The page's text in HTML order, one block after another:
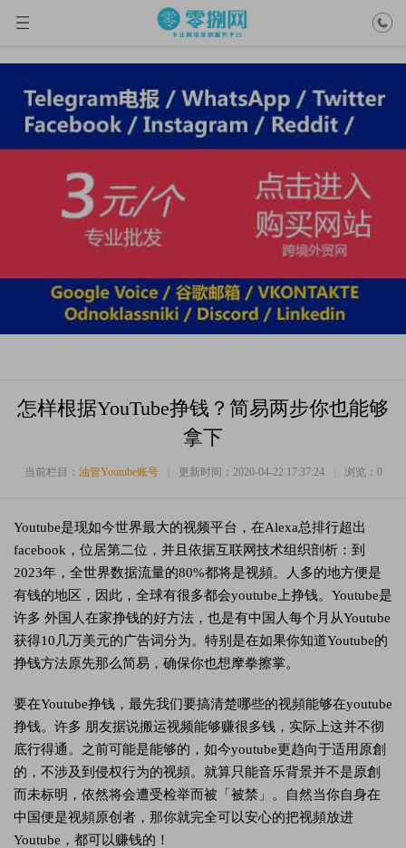
怎样根据YouTube挣钱？简易两步你也能够
拿下
当前栏目： 油管Youtube账号 更新时间：2020-04-22 17:37:24 浏览： 0
Youtube是现如今世界最大的视频平台，在Alexa总排行超出
facebook，位居第二位，并且依据互联网技术组织剖析：到
2023年，全世界数据流量的80%都将是视頻。人多的地方便是
有钱的地区，因此，全球有很多都会youtube上挣钱。Youtube是
许多 外国人在家挣钱的好方法，也是有中国人每个月从Youtube
获得10几万美元的广告词分为。特别是在如果你知道Youtube的
挣钱方法原先那么简易，确保你也想摩拳擦掌。
要在Youtube挣钱，最先我们要搞清楚哪些的视頻能够在youtube
挣钱。许多 朋友据说搬运视频能够赚很多钱，实际上这并不彻
底行得通。之前可能是能够的，如今youtube更趋向于适用原創
的，不涉及到侵权行为的视頻。就算只能音乐背景并不是原創
而未标明，依然将会遭受检举而被「被禁」。自然当你自身在
中国便是视頻原创者，那你就完全可以安心的把视頻放进
Youtube，都可以赚钱的！